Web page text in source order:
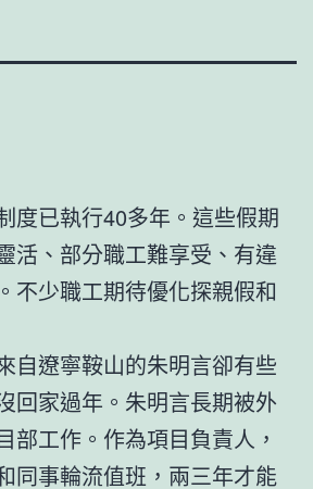
度已執行40多年。這些假期
活、部分職工難享受、有違
不少職工期待優化探親假和
自遼寧鞍山的朱明言卻有些
回家過年。朱明言長期被外
部工作。作為項目負責人，
同事輪流值班，兩三年才能